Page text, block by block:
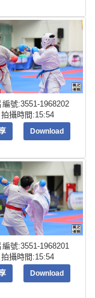
編號:3551-1968202
拍攝時間:15:54
Download
編號:3551-1968201
拍攝時間:15:54
Download